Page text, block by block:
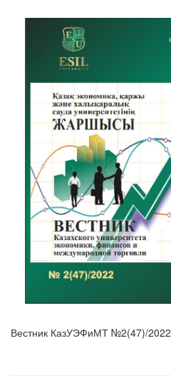
Вестник КазУЭФиМТ №2(47)/2022